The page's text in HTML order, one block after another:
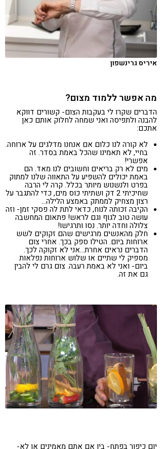
איריס גרינשפון
מה אפשר ללמוד מצום?
הדברים שקרו לי בעקבות הצום- קשורים דווקא
להבנה ולתפיסה ואני שמחה לחלוק אותם כאן
אתכם:
לא קורה לנו כלום אם אנחנו מדלגים על ארוחה.
בחיי, לא תאמינו שהכל באמת בסדר. זה
אפשרי!
מים לא רק בריאים וחשובים לנו מאד. הם
באמת יכולים להשפיע על התאווה שלנו למתוק
בפרט ולנשנוש מיותר בכלל. קרה לי הרבה
שחיכיתי 2 דק ושתיתי כוס מים, כדי להתגבר על
רצון מצחיק לממתק באמצע הלילה…
הקיבה זכותה לנוח, כדאי לתת לה פסקי זמן- וזה
עושה טוב לגוף וגם לראש! פתאום המחשבה
צלולה וחדה יותר. נסו ותרגישו!
חלק מהאנשים מרגישים שהם זקוקים לשש
ארוחות ביום. הטילו ספק בכך. אחרי צום
הדברים נראים אחרת…אני לא זקוקה לכך.
מספיק לי שתיים או שלוש ארוחות נפלאות
ביום- ואני לא באמת רעבה. צום גרם לי להבין
גם את זה.
יום כיפור בפתח- בין אם אתם מאמינים או לא-